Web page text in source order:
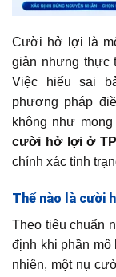
Cười hở lợi là
giản nhưng thực
Việc hiểu sai
phương pháp
không như
cười hở lợi ở
chính xác tình
Thế nào là cười
Theo tiêu chuẩn
định khi phần
nhiên, một nụ